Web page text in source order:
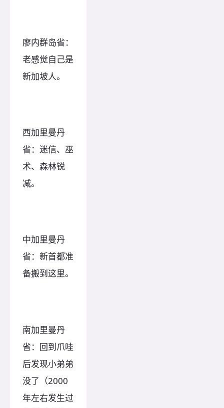
廖内群岛省：
老感觉自己是
新加坡人。
西加里曼丹
省：迷信、巫
术、森林锐
减。
中加里曼丹
省：新首都准
备搬到这里。
南加里曼丹
省：回到爪哇
后发现小弟弟
没了（2000
年左右发生过